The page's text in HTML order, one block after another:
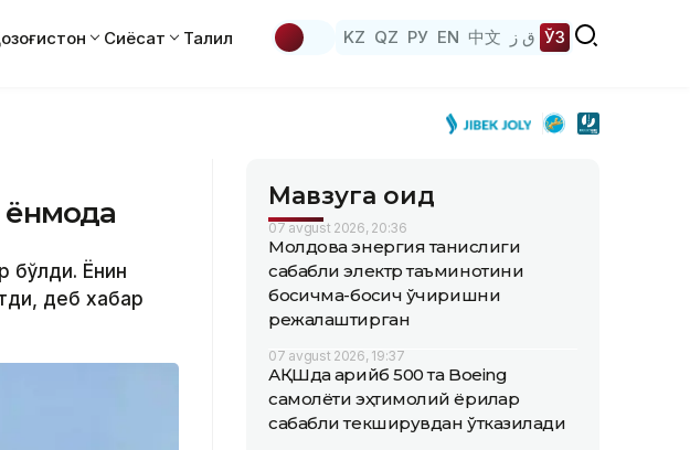
Сиёсат Таҳлил KZ QZ РУ EN 中文 ق ز ЎЗ
бўлди. Ёнғин
деб хабар
Мавзуга оид
07 avgust 2026, 20:36
Молдова энергия танқислиги
сабабли электр таъминотини
босқичма-босқич ўчиришни
режалаштирган
07 avgust 2026, 19:37
АҚШда қарийб 500 та Boeing
самолёти эҳтимолий ёриқлар
сабабли текширувдан ўтказилади